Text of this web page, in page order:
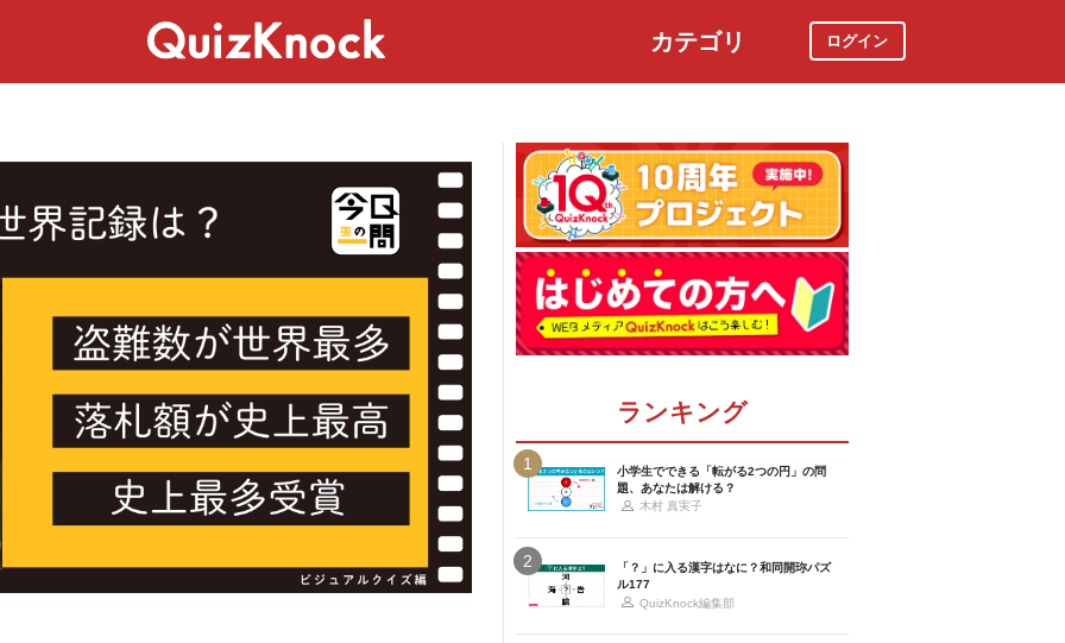
カテゴリ ログイン
ランキング
1
小学生でできる「転がる2つの円」の問
題、あなたは解ける？
木村 真実子
2
「？」に入る漢字はなに？和同開珎パズ
ル177
QuizKnock編集部